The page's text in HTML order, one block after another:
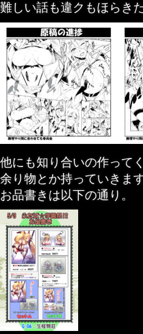
難しい話も違クもほらき
他にも知り合いの作って
余り物とか持っていきます
お品書きは以下の通り。